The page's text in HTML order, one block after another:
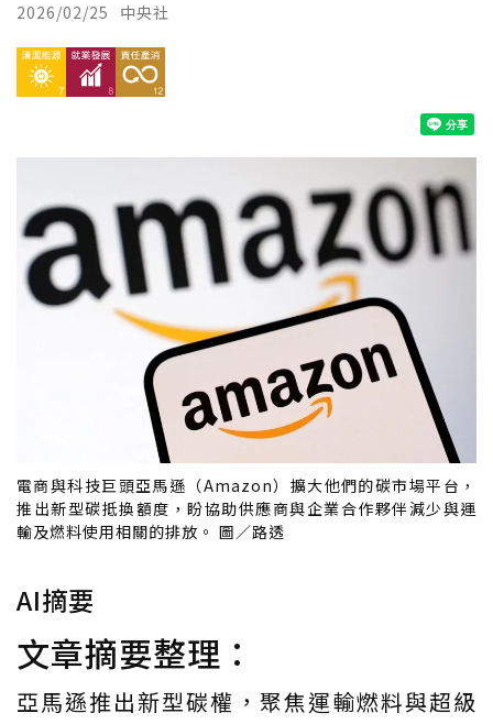
2026/02/25 中央社
電商與科技巨頭亞馬遜（Amazon）擴大他們的碳市場平台，
推出新型碳抵換額度，盼協助供應商與企業合作夥伴減少與運
輸及燃料使用相關的排放。 圖／路透
AI摘要
文章摘要整理：
亞馬遜推出新型碳權，聚焦運輸燃料與超級